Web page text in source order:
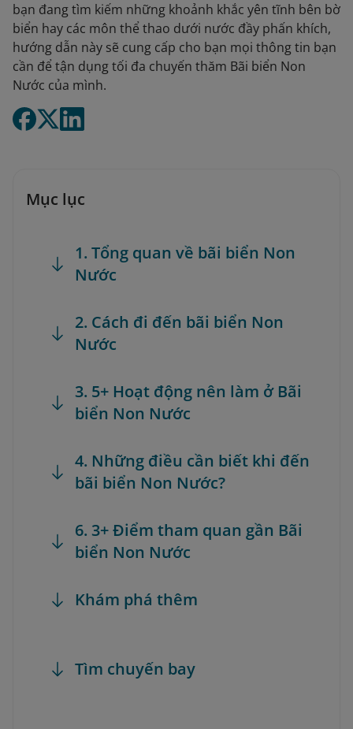
bạn đang tìm kiếm những khoảnh khắc yên tĩnh bên bờ
biển hay các môn thể thao dưới nước đầy phấn khích,
hướng dẫn này sẽ cung cấp cho bạn mọi thông tin bạn
cần để tận dụng tối đa chuyến thăm Bãi biển Non
Nước của mình.​
Mục lục
1. Tổng quan về bãi biển Non
Nước
2. Cách đi đến bãi biển Non
Nước
3. 5+ Hoạt động nên làm ở Bãi
biển Non Nước
4. Những điều cần biết khi đến
bãi biển Non Nước?
6. 3+ Điểm tham quan gần Bãi
biển Non Nước
Khám phá thêm
Tìm chuyến bay